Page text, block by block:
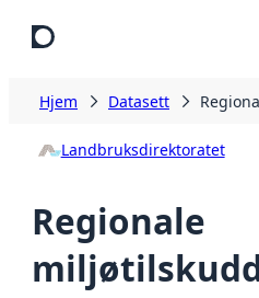
Hjem Datasett
Landbruksdirektoratet
Regionale